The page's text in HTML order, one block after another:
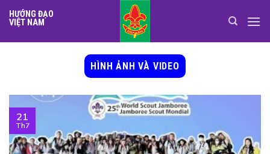
Skip
to
HƯỚNG ĐẠO
VIỆT NAM
HÌNH ẢNH VÀ VIDEO
21
Th7